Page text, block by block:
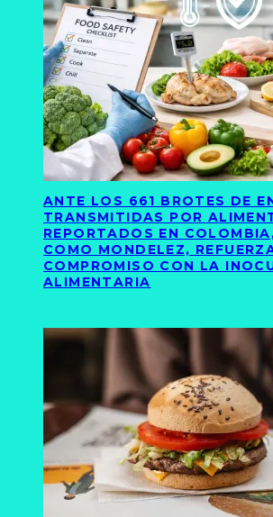
ANTE LOS 661 BROTES DE
TRANSMITIDAS POR
REPORTADOS EN
COMO MONDELEZ,
COMPROMISO CON LA
ALIMENTARIA